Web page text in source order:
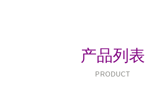
产品列表
PRODUCT